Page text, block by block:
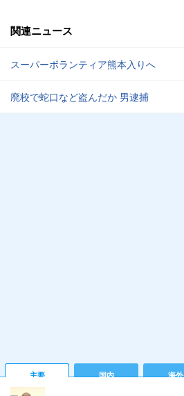
関連ニュース
スーパーボランティア熊本入りへ
廃校で蛇口など盗んだか 男逮捕
主要 国内 海外